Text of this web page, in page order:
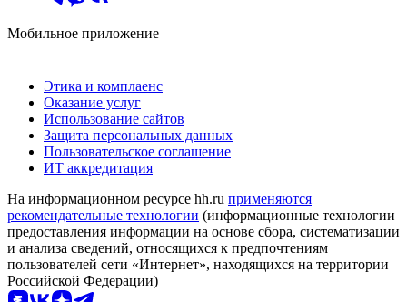
Мобильное приложение
Этика и комплаенс
Оказание услуг
Использование сайтов
Защита персональных данных
Пользовательское соглашение
ИТ аккредитация
На информационном ресурсе hh.ru применяются
рекомендательные технологии (информационные технологии
предоставления информации на основе сбора, систематизации
и анализа сведений, относящихся к предпочтениям
пользователей сети «Интернет», находящихся на территории
Российской Федерации)